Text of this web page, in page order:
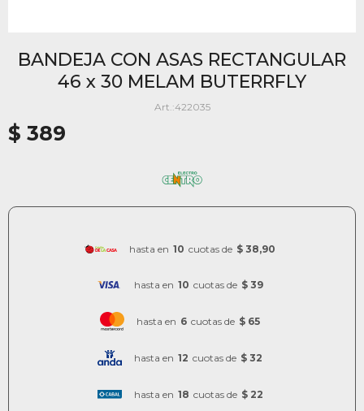
BANDEJA CON ASAS RECTANGULAR
46 x 30 MELAM BUTERRFLY
422035
$ 389
hasta en 10 cuotas de $ 38,90
hasta en 10 cuotas de $ 39
hasta en 6 cuotas de $ 65
hasta en 12 cuotas de $ 32
hasta en 18 cuotas de $ 22